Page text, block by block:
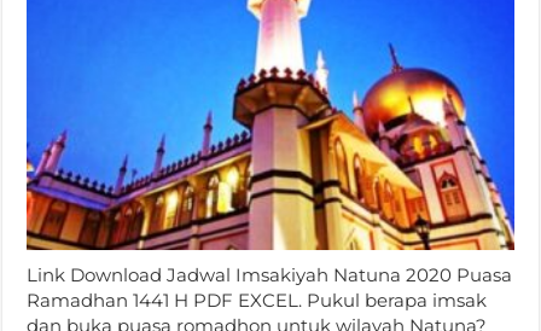
Link Download Jadwal Imsakiyah Natuna 2020 Puasa
Ramadhan 1441 H PDF EXCEL. Pukul berapa imsak
dan buka puasa romadhon untuk wilayah Natuna?